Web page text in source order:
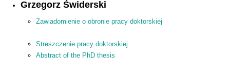
Grzegorz Świderski
Zawiadomienie o obronie pracy doktorskiej
Streszczenie pracy doktorskiej
Abstract of the PhD thesis